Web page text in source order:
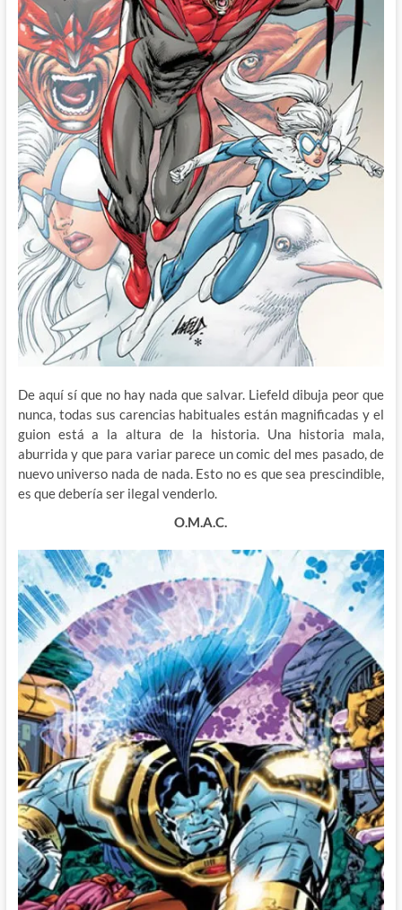
De aquí sí que no hay nada que salvar. Liefeld dibuja peor que
nunca, todas sus carencias habituales están magnificadas y el
guion está a la altura de la historia. Una historia mala,
aburrida y que para variar parece un comic del mes pasado, de
nuevo universo nada de nada. Esto no es que sea prescindible,
es que debería ser ilegal venderlo.
O.M.A.C.